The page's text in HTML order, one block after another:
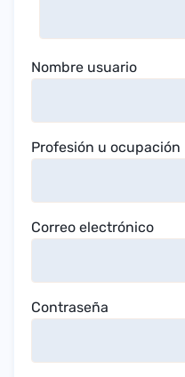
Nombre usuario
Profesión u ocupación
Correo electrónico
Contraseña